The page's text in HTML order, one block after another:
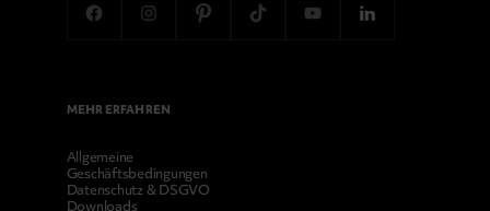
MEHR ERFAHREN
Allgemeine
Geschäftsbedingungen
Datenschutz & DSGVO
Downloads